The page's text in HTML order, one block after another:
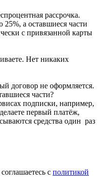
рассрочка.
25%, а оставшиеся части
с привязанной карты
Нет никаких
договор не оформляется.
части?
подписки, например,
первый платёж,
средства один раз
с политикой